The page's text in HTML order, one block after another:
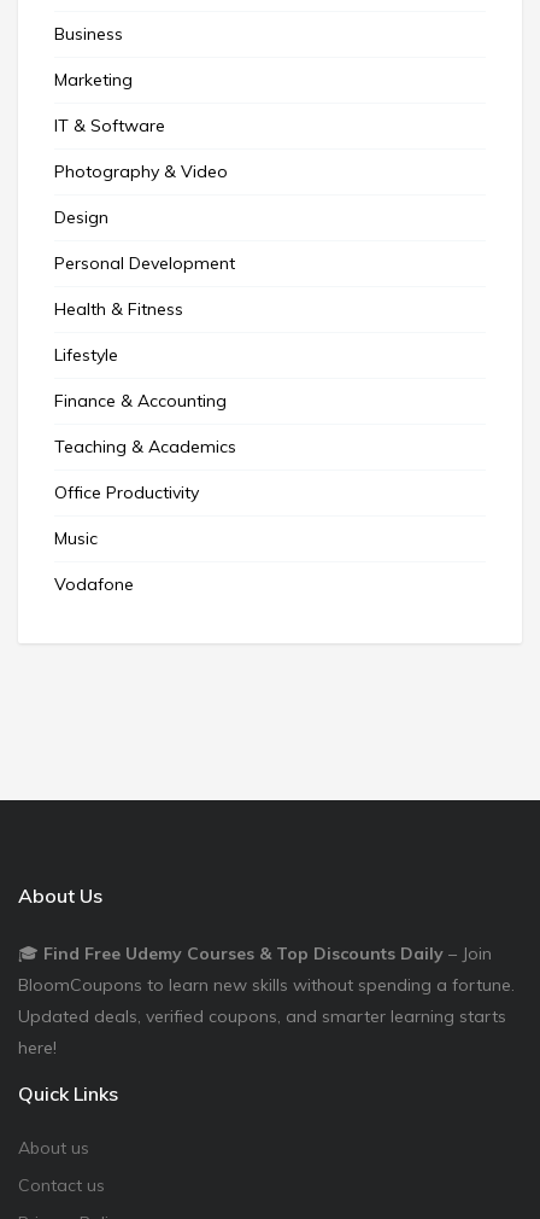
Business
Marketing
IT & Software
Photography & Video
Design
Personal Development
Health & Fitness
Lifestyle
Finance & Accounting
Teaching & Academics
Office Productivity
Music
Vodafone
About Us
🎓 Find Free Udemy Courses & Top Discounts Daily – Join
BloomCoupons to learn new skills without spending a fortune.
Updated deals, verified coupons, and smarter learning starts
here!
Quick Links
About us
Contact us